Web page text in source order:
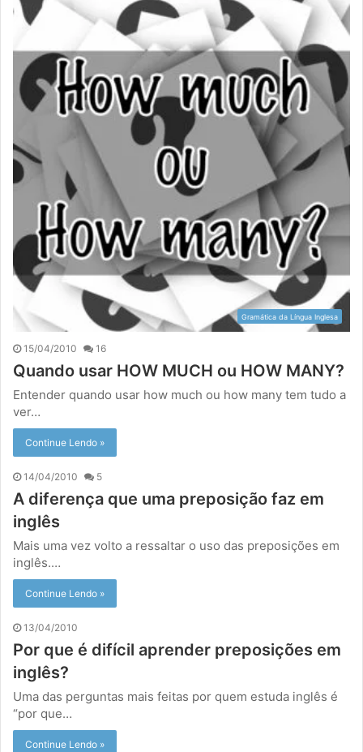
Gramática da Língua Inglesa
15/04/2010 16
Quando usar HOW MUCH ou HOW MANY?
Entender quando usar how much ou how many tem tudo a
ver…
Continue Lendo »
14/04/2010 5
A diferença que uma preposição faz em
inglês
Mais uma vez volto a ressaltar o uso das preposições em
inglês.…
Continue Lendo »
13/04/2010
Por que é difícil aprender preposições em
inglês?
Uma das perguntas mais feitas por quem estuda inglês é
“por que…
Continue Lendo »